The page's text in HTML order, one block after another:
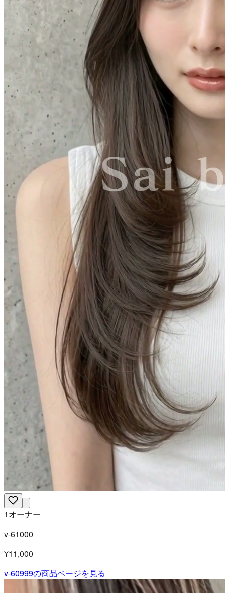
1オーナー
v-61000
¥11,000
v-60999の商品ページを見る